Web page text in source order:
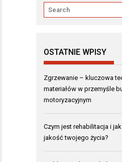
OSTATNIE WPISY
Zgrzewanie – kluczowa
materiałów w przemyśle
motoryzacyjnym
Czym jest rehabilitacja i
jakość twojego życia?